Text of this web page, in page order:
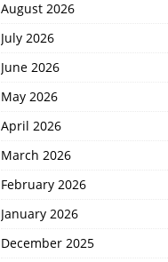
August 2026
July 2026
June 2026
May 2026
April 2026
March 2026
February 2026
January 2026
December 2025